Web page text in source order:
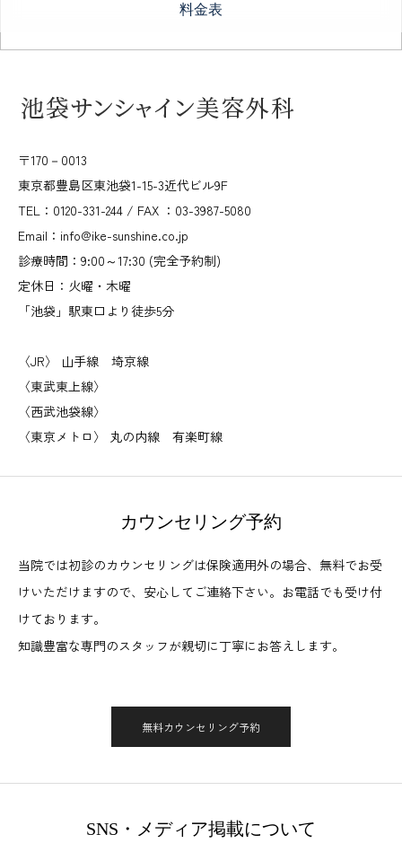
料金表
〒170－0013
東京都豊島区東池袋1-15-3近代ビル9F
TEL：0120-331-244 / FAX ：03-3987-5080
Email：info@ike-sunshine.co.jp
診療時間：9:00～17:30 (完全予約制)
定休日：火曜・木曜
「池袋」駅東口より徒歩5分
〈JR〉 山手線 埼京線
〈東武東上線〉
〈西武池袋線〉
〈東京メトロ〉 丸の内線 有楽町線
カウンセリング予約
当院では初診のカウンセリングは保険適用外の場合、無料でお受
けいただけますので、安心してご連絡下さい。お電話でも受け付
けております。
知識豊富な専門のスタッフが親切に丁寧にお答えします。
無料カウンセリング予約
SNS・メディア掲載について